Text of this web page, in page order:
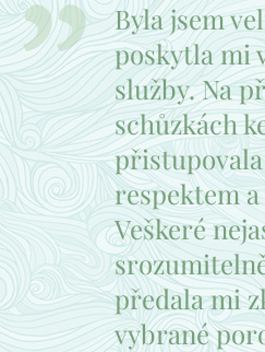
Byla jsem
poskytla mi
služby. Na
schůzkách
respektem
Veškeré
předala mi
vybrané